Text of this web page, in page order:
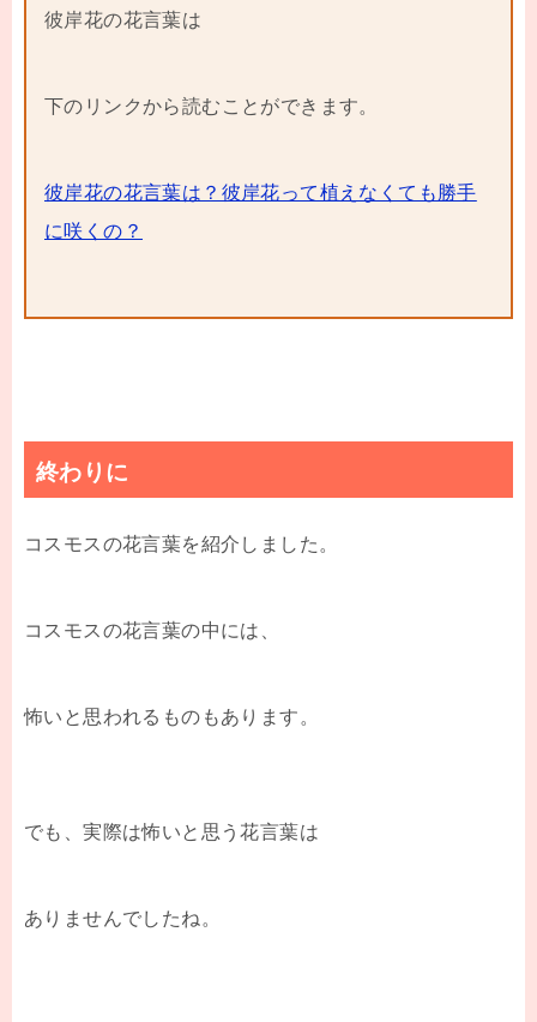
彼岸花の花言葉は
下のリンクから読むことができます。
彼岸花の花言葉は？彼岸花って植えなくても勝手
に咲くの？
終わりに
コスモスの花言葉を紹介しました。
コスモスの花言葉の中には、
怖いと思われるものもあります。
でも、実際は怖いと思う花言葉は
ありませんでしたね。